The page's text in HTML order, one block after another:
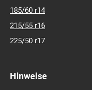
185/60 r14
215/55 r16
225/50 r17
Hinweise